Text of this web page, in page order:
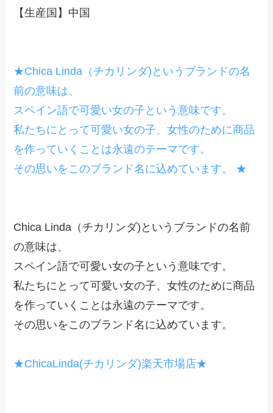
【生産国】中国
★Chica Linda（チカリンダ)というブランドの名
前の意味は、
スペイン語で可愛い女の子という意味です。
私たちにとって可愛い女の子、女性のために商品
を作っていくことは永遠のテーマです。
その思いをこのブランド名に込めています。 ★
Chica Linda（チカリンダ)というブランドの名前
の意味は、
スペイン語で可愛い女の子という意味です。
私たちにとって可愛い女の子、女性のために商品
を作っていくことは永遠のテーマです。
その思いをこのブランド名に込めています。
★ChicaLinda(チカリンダ)楽天市場店★